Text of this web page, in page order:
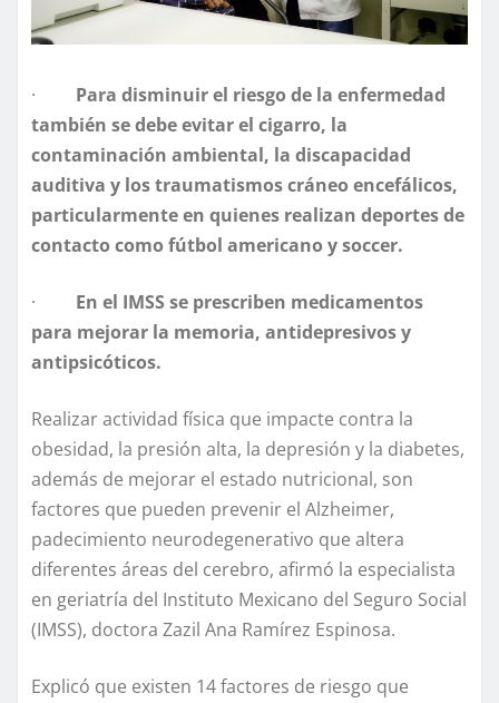
· Para disminuir el riesgo de la enfermedad
también se debe evitar el cigarro, la
contaminación ambiental, la discapacidad
auditiva y los traumatismos cráneo encefálicos,
particularmente en quienes realizan deportes de
contacto como fútbol americano y soccer.
· En el IMSS se prescriben medicamentos
para mejorar la memoria, antidepresivos y
antipsicóticos.
Realizar actividad física que impacte contra la
obesidad, la presión alta, la depresión y la diabetes,
además de mejorar el estado nutricional, son
factores que pueden prevenir el Alzheimer,
padecimiento neurodegenerativo que altera
diferentes áreas del cerebro, afirmó la especialista
en geriatría del Instituto Mexicano del Seguro Social
(IMSS), doctora Zazil Ana Ramírez Espinosa.
Explicó que existen 14 factores de riesgo que